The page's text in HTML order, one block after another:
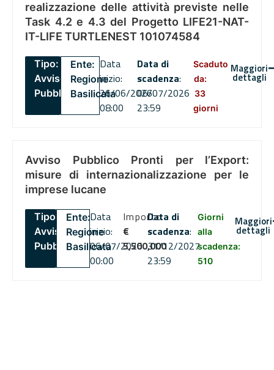
realizzazione delle attività previste nelle
Task 4.2 e 4.3 del Progetto LIFE21-NAT-
IT-LIFE TURTLENEST 101074584
Tipo:
Avviso
Pubblico
Ente:
Regione
Basilicata
Data
inizio:
26/06/2026
08:00
Data di
scadenza:
06/07/2026
23:59
Scaduto
da:
33
giorni
Maggiori
dettagli
Avviso Pubblico Pronti per l’Export:
misure di internazionalizzazione per le
imprese lucane
Tipo:
Avviso
Pubblico
Ente:
Regione
Basilicata
Data
inizio:
06/07/2026
00:00
Importo
€
5,500,000
Data di
scadenza:
31/12/2027
23:59
Giorni
alla
scadenza:
510
Maggiori
dettagli